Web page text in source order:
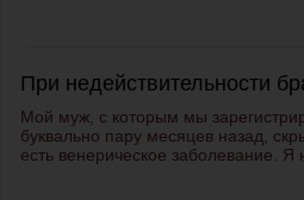
При недействительности
Мой муж, с которым мы
буквально пару месяцев назад,
есть венерическое заболевание. Я